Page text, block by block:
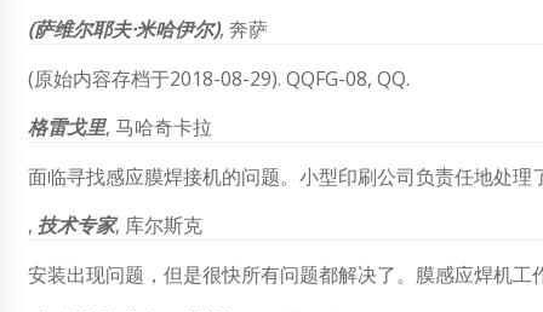
(萨维尔耶夫·米哈伊尔), 奔萨
(原始内容存档于2018-08-29). QQFG-08, QQ.
格雷戈里, 马哈奇卡拉
面临寻找感应膜焊接机的问题。小型印刷公司负责任地处
, 技术专家, 库尔斯克
安装出现问题，但是很快所有问题都解决了。膜感应焊机工